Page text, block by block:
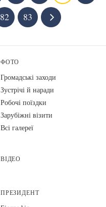
82 83
ФОТО
Громадські заходи
Зустрічі й наради
Робочі поїздки
Зарубіжні візити
Всі галереї
ВІДЕО
ПРЕЗИДЕНТ